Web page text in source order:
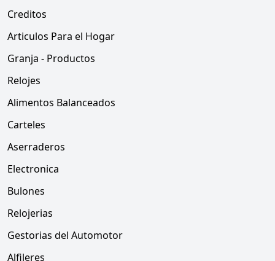
Creditos
Articulos Para el Hogar
Granja - Productos
Relojes
Alimentos Balanceados
Carteles
Aserraderos
Electronica
Bulones
Relojerias
Gestorias del Automotor
Alfileres